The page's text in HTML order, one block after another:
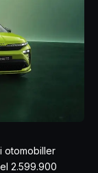
otomobiller
2.599.900